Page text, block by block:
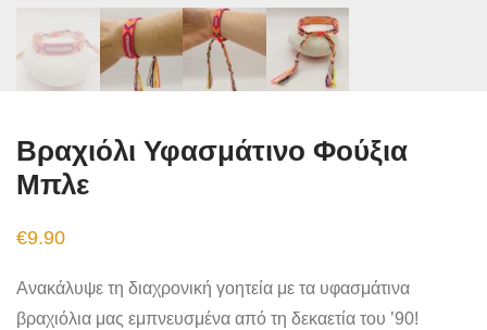
Βραχιόλι Υφασμάτινο Φούξια
Μπλε
€9.90
Ανακάλυψε τη διαχρονική γοητεία με τα υφασμάτινα
βραχιόλια μας εμπνευσμένα από τη δεκαετία του ’90!